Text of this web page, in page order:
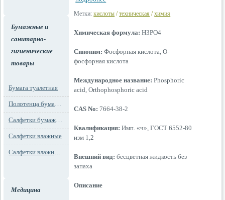
Бумажные и
санитарно-
гигиенические
товары
Бумага туалетная
Полотенца бумажные
Салфетки бумажные
Салфетки влажные
Салфетки влажные технического назначения
Медицина
Метки: кислоты /техническая /химия
Химическая формула: H3PO4
Синоним: Фосфорная кислота, О-
фосфорная кислота
Международное название: Phosphoric
acid, Orthophosphoric acid
CAS No: 7664-38-2
Квалификация: Имп. «ч», ГОСТ 6552-80
изм 1,2
Внешний вид: бесцветная жидкость без
запаха
Описание